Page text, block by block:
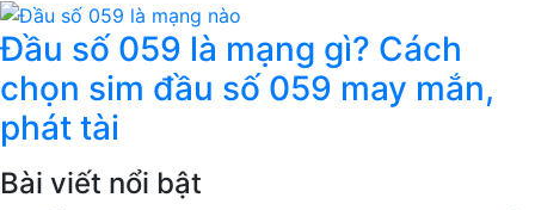
Đầu số 059 là mạng gì? Cách
chọn sim đầu số 059 may mắn,
phát tài
Bài viết nổi bật